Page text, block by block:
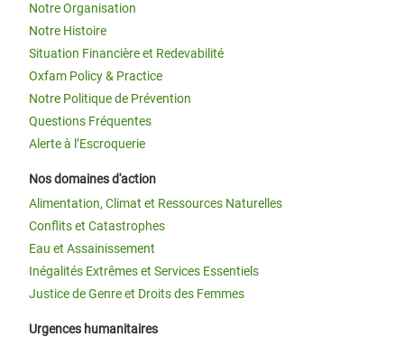
Notre Organisation
Notre Histoire
Situation Financière et Redevabilité
Oxfam Policy & Practice
Notre Politique de Prévention
Questions Fréquentes
Alerte à l’Escroquerie
Nos domaines d'action
Alimentation, Climat et Ressources Naturelles
Conflits et Catastrophes
Eau et Assainissement
Inégalités Extrêmes et Services Essentiels
Justice de Genre et Droits des Femmes
Urgences humanitaires